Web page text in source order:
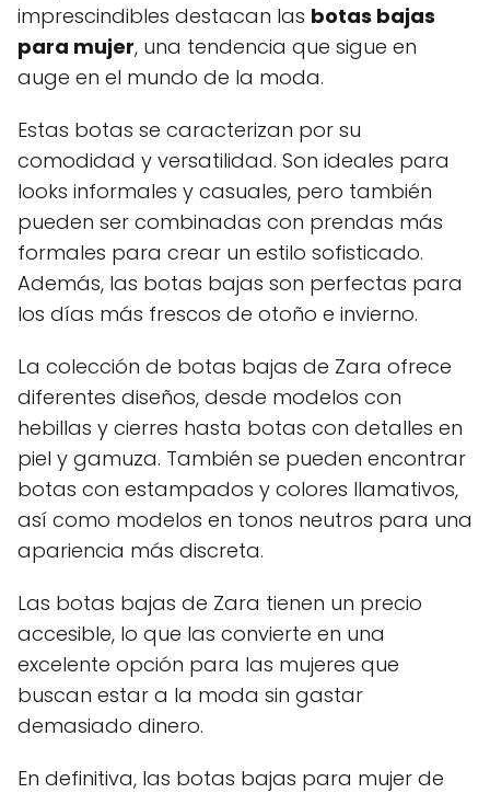
imprescindibles destacan las botas bajas
para mujer, una tendencia que sigue en
auge en el mundo de la moda.
Estas botas se caracterizan por su
comodidad y versatilidad. Son ideales para
looks informales y casuales, pero también
pueden ser combinadas con prendas más
formales para crear un estilo sofisticado.
Además, las botas bajas son perfectas para
los días más frescos de otoño e invierno.
La colección de botas bajas de Zara ofrece
diferentes diseños, desde modelos con
hebillas y cierres hasta botas con detalles en
piel y gamuza. También se pueden encontrar
botas con estampados y colores llamativos,
así como modelos en tonos neutros para una
apariencia más discreta.
Las botas bajas de Zara tienen un precio
accesible, lo que las convierte en una
excelente opción para las mujeres que
buscan estar a la moda sin gastar
demasiado dinero.
En definitiva, las botas bajas para mujer de